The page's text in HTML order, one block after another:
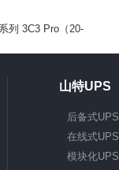
列 3C3 Pro（20-
山特UPS
后备式UPS
在线式UPS
模块化UPS